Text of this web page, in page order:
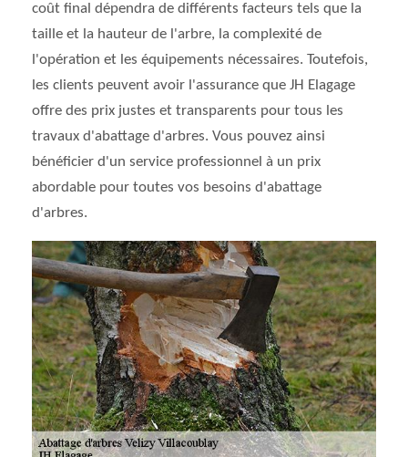
coût final dépendra de différents facteurs tels que la
taille et la hauteur de l'arbre, la complexité de
l'opération et les équipements nécessaires. Toutefois,
les clients peuvent avoir l'assurance que JH Elagage
offre des prix justes et transparents pour tous les
travaux d'abattage d'arbres. Vous pouvez ainsi
bénéficier d'un service professionnel à un prix
abordable pour toutes vos besoins d'abattage
d'arbres.